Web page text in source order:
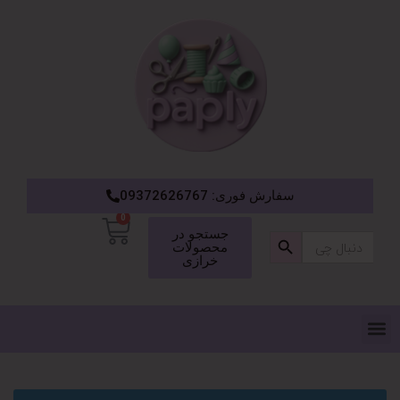
سفارش فوری: 09372626767
برای:
جستجو در
محصولات
خرازی
0